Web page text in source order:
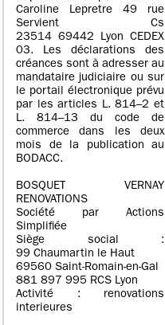
Caroline Lepretre 49 rue
Servient Cs
23514 69442 Lyon CEDEX
03. Les déclarations des
créances sont à adresser au
mandataire judiciaire ou sur
le portail électronique prévu
par les articles L. 814–2 et
L. 814–13 du code de
commerce dans les deux
mois de la publication au
BODACC.
BOSQUET VERNAY
RENOVATIONS
Société par Actions
Simplifiée
Siège social :
99 Chaumartin le Haut
69560 Saint-Romain-en-Gal
881 897 995 RCS Lyon
Activité : renovations
interieures